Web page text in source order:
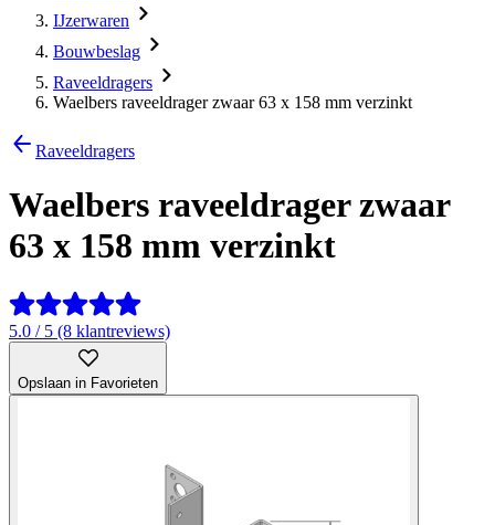
IJzerwaren
Bouwbeslag
Raveeldragers
Waelbers raveeldrager zwaar 63 x 158 mm verzinkt
Raveeldragers
Waelbers raveeldrager zwaar
63 x 158 mm verzinkt
5.0 / 5 (8 klantreviews)
Opslaan in Favorieten